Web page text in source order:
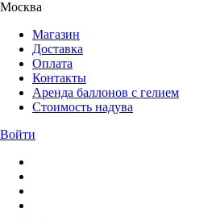
Москва
Магазин
Доставка
Оплата
Контакты
Аренда баллонов с гелием
Стоимость надува
Войти